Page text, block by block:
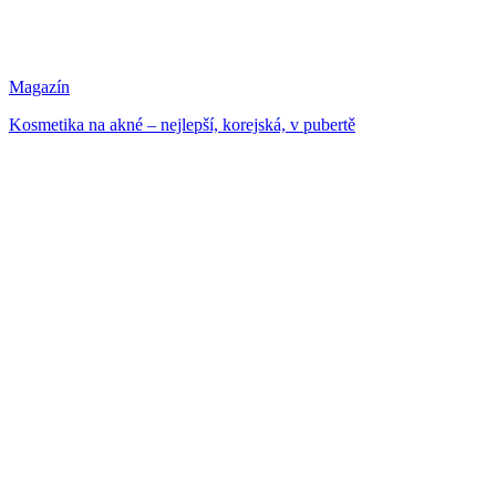
Magazín
Kosmetika na akné – nejlepší, korejská, v pubertě